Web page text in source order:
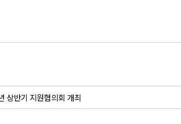
상반기 지원협의회 개최